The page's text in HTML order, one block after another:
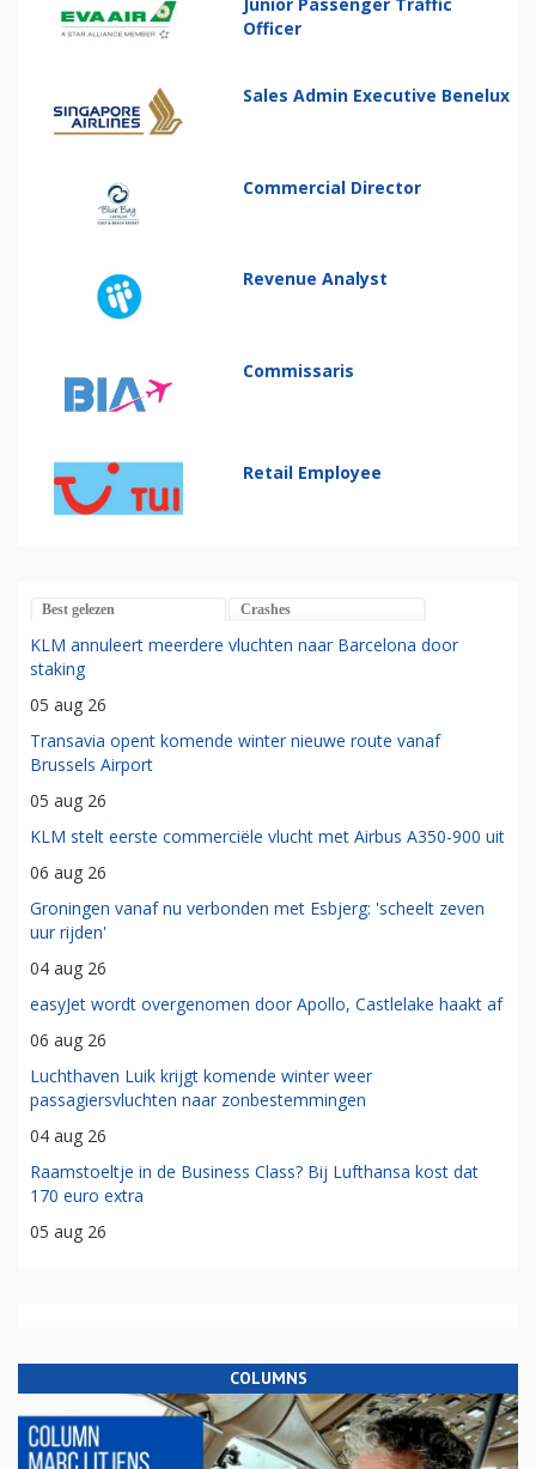
Officer
Sales Admin Executive Benelux
Commercial Director
Revenue Analyst
Commissaris
Retail Employee
Best gelezen Crashes
KLM annuleert meerdere vluchten naar Barcelona door
staking
05 aug 26
Transavia opent komende winter nieuwe route vanaf
Brussels Airport
05 aug 26
KLM stelt eerste commerciële vlucht met Airbus A350-900 uit
06 aug 26
Groningen vanaf nu verbonden met Esbjerg: 'scheelt zeven
uur rijden'
04 aug 26
easyJet wordt overgenomen door Apollo, Castlelake haakt af
06 aug 26
Luchthaven Luik krijgt komende winter weer
passagiersvluchten naar zonbestemmingen
04 aug 26
Raamstoeltje in de Business Class? Bij Lufthansa kost dat
170 euro extra
05 aug 26
COLUMNS